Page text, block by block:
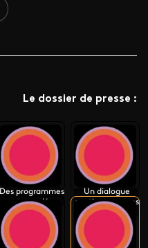
Le dossier de presse :
Des programmes
renouvelés
Un dialogue
continu avec nos
publics